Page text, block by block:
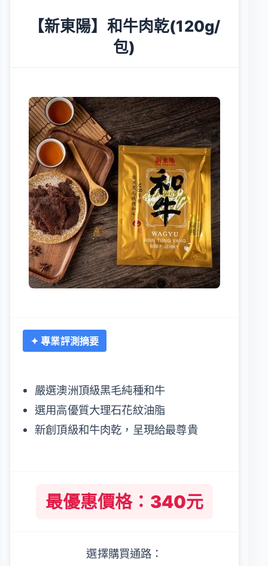
【新東陽】和牛肉乾(120g/
包)
✦ 專業評測摘要
嚴選澳洲頂級黑毛純種和牛
選用高優質大理石花紋油脂
新創頂級和牛肉乾，呈現給最尊貴
最優惠價格：340元
選擇購買通路：